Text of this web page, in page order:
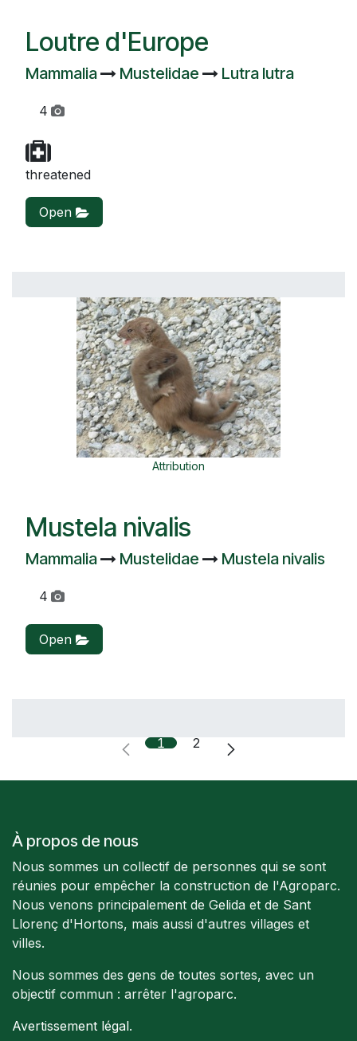
Loutre d'Europe
Mammalia Mustelidae Lutra lutra
4
threatened
Open
Attribution
Mustela nivalis
Mammalia Mustelidae Mustela nivalis
4
Open
1 2
À propos de nous
Nous sommes un collectif de personnes qui se sont
réunies pour empêcher la construction de l'Agroparc.
Nous venons principalement de Gelida et de Sant
Llorenç d'Hortons, mais aussi d'autres villages et
villes.
Nous sommes des gens de toutes sortes, avec un
objectif commun : arrêter l'agroparc.
Avertissement légal.